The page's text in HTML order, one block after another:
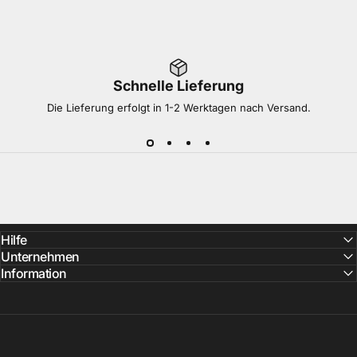
Schnelle Lieferung
Die Lieferung erfolgt in 1-2 Werktagen nach Versand.
Hilfe
Unternehmen
Information